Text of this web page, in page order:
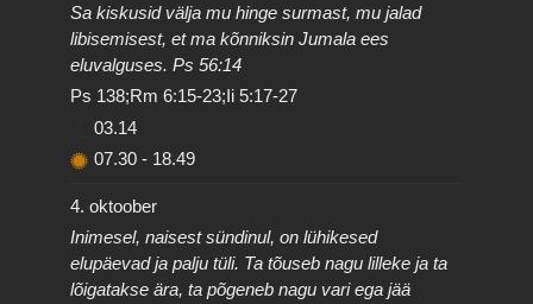
Sa kiskusid välja mu hinge surmast, mu jalad
libisemisest, et ma kõnniksin Jumala ees
eluvalguses. Ps 56:14
Ps 138;Rm 6:15-23;Ii 5:17-27
03.14
07.30 - 18.49
4. oktoober
Inimesel, naisest sündinul, on lühikesed
elupäevad ja palju tüli. Ta tõuseb nagu lilleke ja ta
lõigatakse ära, ta põgeneb nagu vari ega jää